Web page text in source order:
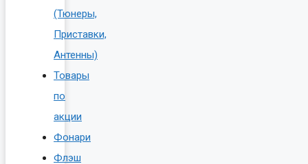
(Тюнеры,
Приставки,
Антенны)
Товары
по
акции
Фонари
Флэш